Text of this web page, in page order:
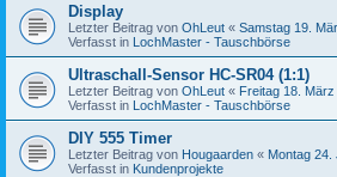
Display
Letzter Beitrag von OhLeut « Samstag 19.
Verfasst in LochMaster - Tauschbörse
Ultraschall-Sensor HC-SR04 (1:1)
Letzter Beitrag von OhLeut « Freitag 18.
Verfasst in LochMaster - Tauschbörse
DIY 555 Timer
Letzter Beitrag von Hougaarden « Montag 24.
Verfasst in Kundenprojekte